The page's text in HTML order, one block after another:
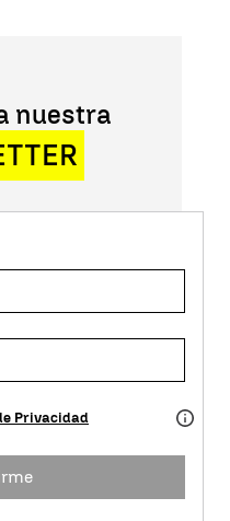
nuestra
Privacidad